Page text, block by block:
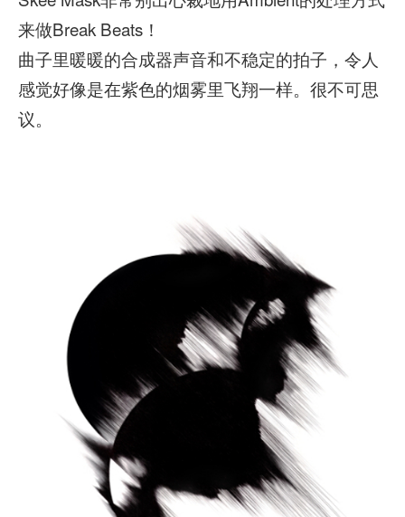
来做Break Beats！
曲子里暖暖的合成器声音和不稳定的拍子，令人
感觉好像是在紫色的烟雾里飞翔一样。很不可思
议。